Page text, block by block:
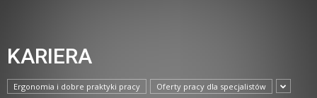
KARIERA
Ergonomia i dobre praktyki pracy Oferty pracy dla specjalistów